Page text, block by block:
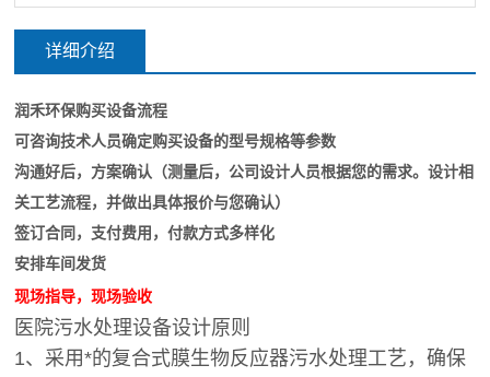
详细介绍
润禾环保购买设备流程
可咨询技术人员确定购买设备的型号规格等参数
沟通好后，方案确认（测量后，公司设计人员根据您的需求。设计相
关工艺流程，并做出具体报价与您确认）
签订合同，支付费用，付款方式多样化
安排车间发货
现场指导，现场验收
医院污水处理设备设计原则
1、采用*的复合式膜生物反应器污水处理工艺，确保